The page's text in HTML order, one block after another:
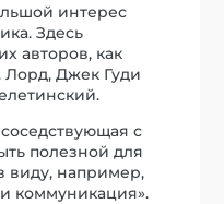
интерес
Здесь
авторов, как
Джек Гуди
с
полезной для
виду, например,
коммуникация».